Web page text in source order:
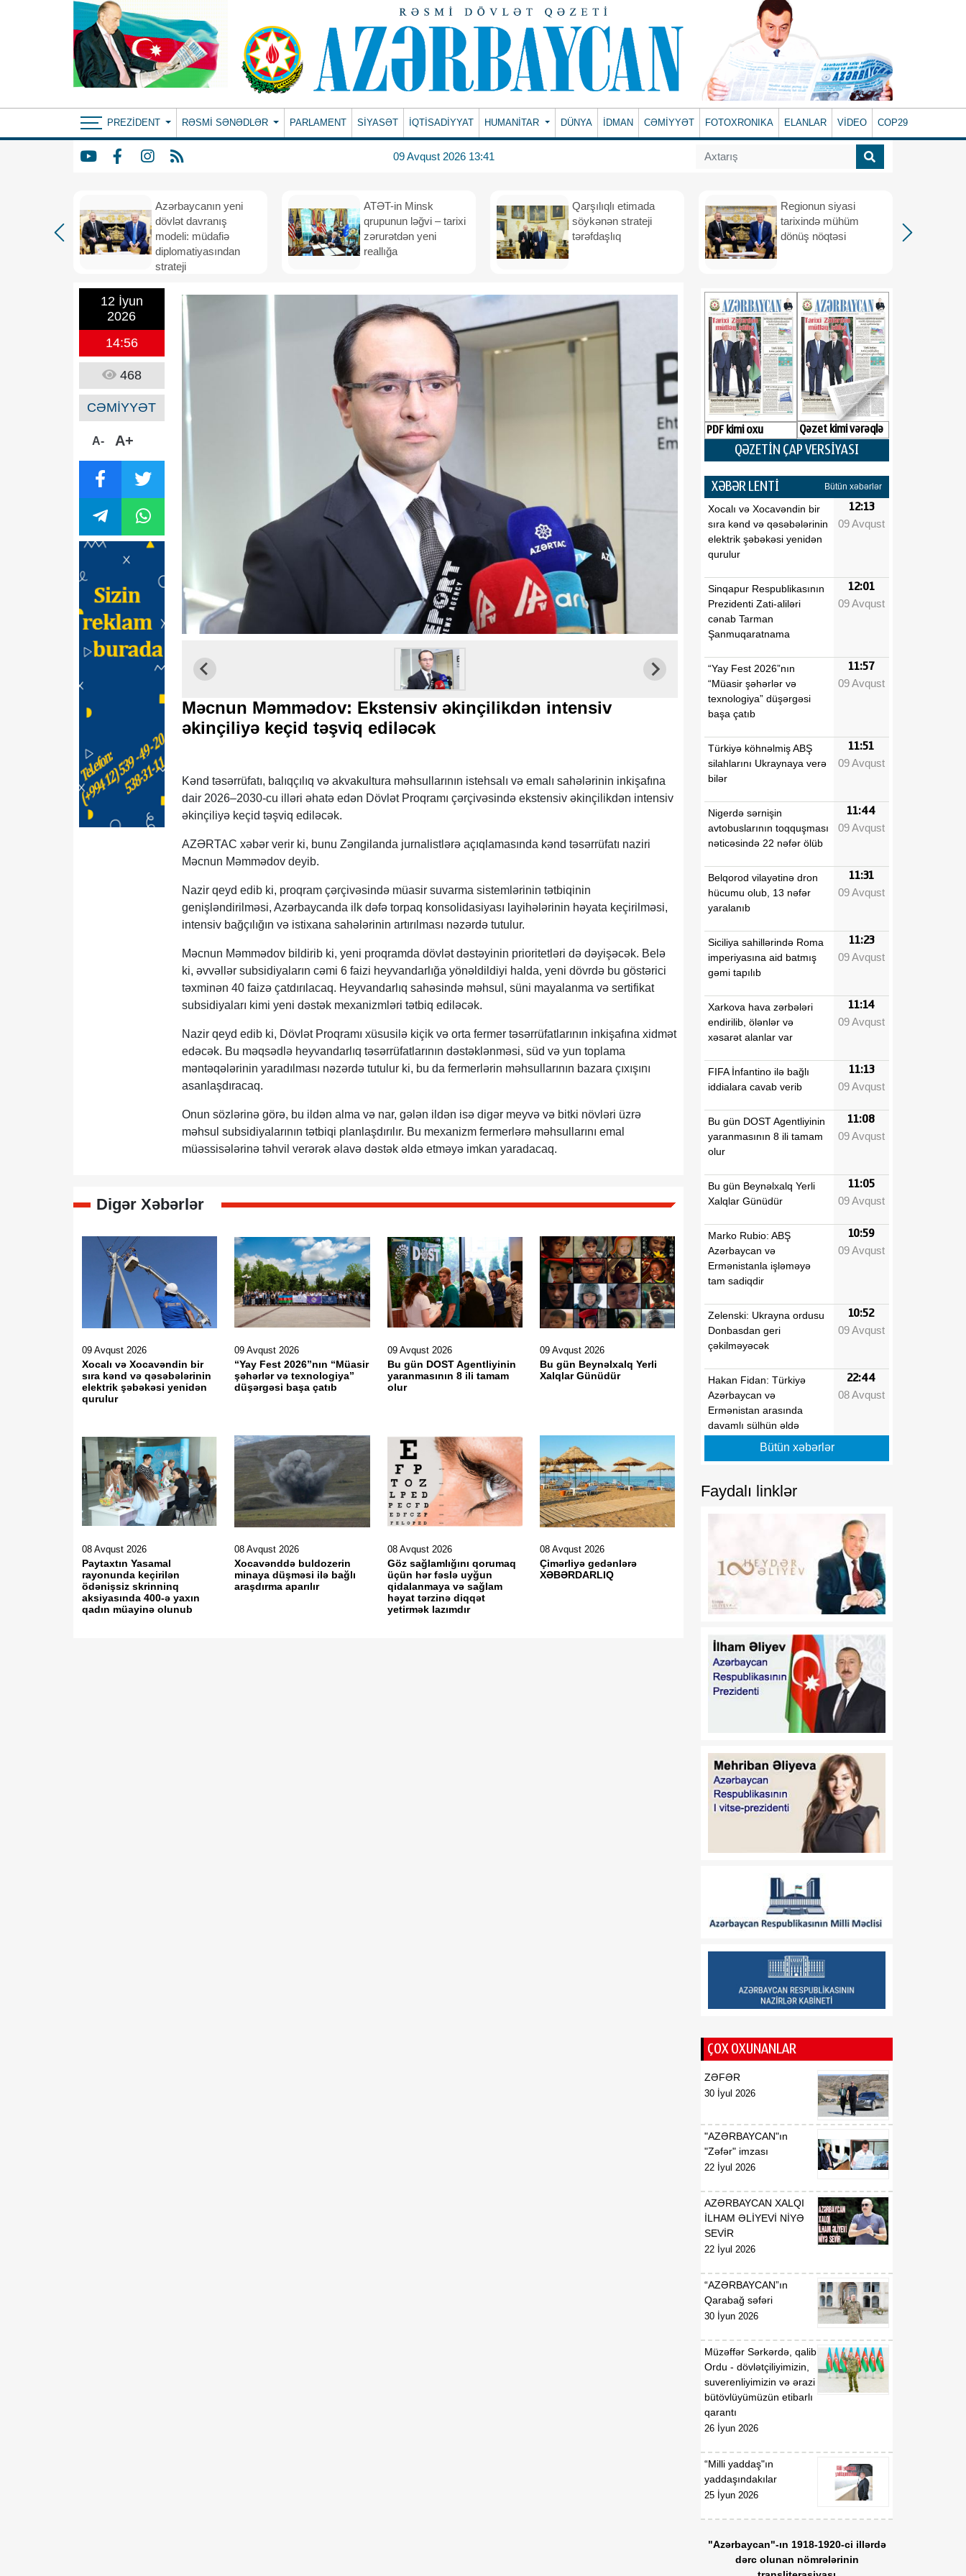
PREZIDENT RƏSMI SƏNƏDLƏR PARLAMENT SİYASƏT İQTİSADİYYAT HUMANITAR DÜNYA İDMAN CƏMİYYƏT FOTOXRONIKA ELANLAR VİDEO COP29
09 Avqust 2026 13:41
Azərbaycanın yeni
dövlət davranış
modeli: müdafiə
diplomatiyasından
strateji
ATƏT-in Minsk
qrupunun ləğvi – tarixi
zərurətdən yeni
reallığa
Qarşılıqlı etimada
söykənən strateji
tərəfdaşlıq
Regionun siyasi
tarixində mühüm
dönüş nöqtəsi
12 İyun
2026
14:56
468
CƏMİYYƏT
A- A+
Məcnun Məmmədov: Ekstensiv əkinçilikdən intensiv
əkinçiliyə keçid təşviq ediləcək
Kənd təsərrüfatı, balıqçılıq və akvakultura məhsullarının istehsalı və emalı sahələrinin inkişafına
dair 2026–2030-cu illəri əhatə edən Dövlət Proqramı çərçivəsində ekstensiv əkinçilikdən intensiv
əkinçiliyə keçid təşviq ediləcək.
AZƏRTAC xəbər verir ki, bunu Zəngilanda jurnalistlərə açıqlamasında kənd təsərrüfatı naziri
Məcnun Məmmədov deyib.
Nazir qeyd edib ki, proqram çərçivəsində müasir suvarma sistemlərinin tətbiqinin
genişləndirilməsi, Azərbaycanda ilk dəfə torpaq konsolidasiyası layihələrinin həyata keçirilməsi,
intensiv bağçılığın və istixana sahələrinin artırılması nəzərdə tutulur.
Məcnun Məmmədov bildirib ki, yeni proqramda dövlət dəstəyinin prioritetləri də dəyişəcək. Belə
ki, əvvəllər subsidiyaların cəmi 6 faizi heyvandarlığa yönəldildiyi halda, yeni dövrdə bu göstərici
təxminən 40 faizə çatdırılacaq. Heyvandarlıq sahəsində məhsul, süni mayalanma və sertifikat
subsidiyaları kimi yeni dəstək mexanizmləri tətbiq ediləcək.
Nazir qeyd edib ki, Dövlət Proqramı xüsusilə kiçik və orta fermer təsərrüfatlarının inkişafına xidmət
edəcək. Bu məqsədlə heyvandarlıq təsərrüfatlarının dəstəklənməsi, süd və yun toplama
məntəqələrinin yaradılması nəzərdə tutulur ki, bu da fermerlərin məhsullarının bazara çıxışını
asanlaşdıracaq.
Onun sözlərinə görə, bu ildən alma və nar, gələn ildən isə digər meyvə və bitki növləri üzrə
məhsul subsidiyalarının tətbiqi planlaşdırılır. Bu mexanizm fermerlərə məhsullarını emal
müəssisələrinə təhvil verərək əlavə dəstək əldə etməyə imkan yaradacaq.
Digər Xəbərlər
09 Avqust 2026
Xocalı və Xocavəndin bir
sıra kənd və qəsəbələrinin
elektrik şəbəkəsi yenidən
qurulur
09 Avqust 2026
“Yay Fest 2026”nın “Müasir
şəhərlər və texnologiya”
düşərgəsi başa çatıb
09 Avqust 2026
Bu gün DOST Agentliyinin
yaranmasının 8 ili tamam
olur
09 Avqust 2026
Bu gün Beynəlxalq Yerli
Xalqlar Günüdür
08 Avqust 2026
Paytaxtın Yasamal
rayonunda keçirilən
ödənişsiz skrinninq
aksiyasında 400-ə yaxın
qadın müayinə olunub
08 Avqust 2026
Xocavənddə buldozerin
minaya düşməsi ilə bağlı
araşdırma aparılır
08 Avqust 2026
Göz sağlamlığını qorumaq
üçün hər fəslə uyğun
qidalanmaya və sağlam
həyat tərzinə diqqət
yetirmək lazımdır
08 Avqust 2026
Çimərliyə gedənlərə
XƏBƏRDARLIQ
PDF kimi oxu Qəzet kimi vərəqlə
QƏZETİN ÇAP VERSİYASI
XƏBƏR LENTİ Bütün xəbərlər
Xocalı və Xocavəndin bir
sıra kənd və qəsəbələrinin
elektrik şəbəkəsi yenidən
qurulur
12:13
09 Avqust
Sinqapur Respublikasının
Prezidenti Zati-aliləri
cənab Tarman
Şanmuqaratnama
12:01
09 Avqust
“Yay Fest 2026”nın
“Müasir şəhərlər və
texnologiya” düşərgəsi
başa çatıb
11:57
09 Avqust
Türkiyə köhnəlmiş ABŞ
silahlarını Ukraynaya verə
bilər
11:51
09 Avqust
Nigerdə sərnişin
avtobuslarının toqquşması
nəticəsində 22 nəfər ölüb
11:44
09 Avqust
Belqorod vilayətinə dron
hücumu olub, 13 nəfər
yaralanıb
11:31
09 Avqust
Siciliya sahillərində Roma
imperiyasına aid batmış
gəmi tapılıb
11:23
09 Avqust
Xarkova hava zərbələri
endirilib, ölənlər və
xəsarət alanlar var
11:14
09 Avqust
FIFA İnfantino ilə bağlı
iddialara cavab verib
11:13
09 Avqust
Bu gün DOST Agentliyinin
yaranmasının 8 ili tamam
olur
11:08
09 Avqust
Bu gün Beynəlxalq Yerli
Xalqlar Günüdür
11:05
09 Avqust
Marko Rubio: ABŞ
Azərbaycan və
Ermənistanla işləməyə
tam sadiqdir
10:59
09 Avqust
Zelenski: Ukrayna ordusu
Donbasdan geri
çəkilməyəcək
10:52
09 Avqust
Hakan Fidan: Türkiyə
Azərbaycan və
Ermənistan arasında
davamlı sülhün əldə
edilməsi səylərini
22:44
08 Avqust
Bakıdan Limaya uzanan
MDU və Azərbaycan
Texniki Universiteti birgə
kadr hazırlığına başlayır
22:00
08 Avqust
Paytaxtın Yasamal
rayonunda keçirilən
ödənişsiz skrinninq
aksiyasında 400-ə yaxın
qadın müayinə olunub
08 Avqust
Xocavənddə buldozerin
araşdırma aparılır
Prezident İlham Əliyev
Vaşinqton Zirvə
Görüşünün ildönümü
Prezidentinə məktub
21:15
08 Avqust
Vaşinqton görüşü
regionda inkişaf və
08 Avqust
Vaşinqton Bəyannaməsi –
işləyən sülh modeli
Bütün xəbərlər
Faydalı linklər
ÇOX OXUNANLAR
ZƏFƏR
30 İyul 2026
"AZƏRBAYCAN"ın
"Zəfər" imzası
22 İyul 2026
AZƏRBAYCAN XALQI
İLHAM ƏLİYEVİ NİYƏ
SEVİR
22 İyul 2026
“AZƏRBAYCAN”ın
Qarabağ səfəri
30 İyun 2026
Müzəffər Sərkərdə, qalib
Ordu - dövlətçiliyimizin,
suverenliyimizin və ərazi
bütövlüyümüzün etibarlı
qarantı
26 İyun 2026
“Milli yaddaş"ın
yaddaşındakılar
25 İyun 2026
"Azərbaycan"-ın 1918-1920-ci illərdə
dərc olunan nömrələrinin